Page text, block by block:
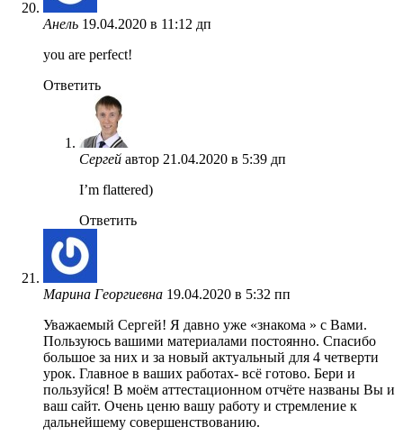
Анель 19.04.2020 в 11:12 дп
you are perfect!
Ответить
Сергей автор 21.04.2020 в 5:39 дп
I’m flattered)
Ответить
Марина Георгиевна 19.04.2020 в 5:32 пп
Уважаемый Сергей! Я давно уже «знакома » с Вами.
Пользуюсь вашими материалами постоянно. Спасибо
большое за них и за новый актуальный для 4 четверти
урок. Главное в ваших работах- всё готово. Бери и
пользуйся! В моём аттестационном отчёте названы Вы и
ваш сайт. Очень ценю вашу работу и стремление к
дальнейшему совершенствованию.